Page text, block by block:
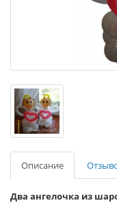
Описание
Два ангелочка из